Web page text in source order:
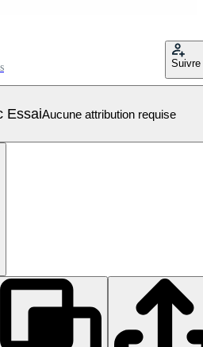
Suivre
EssaiAucune attribution requise